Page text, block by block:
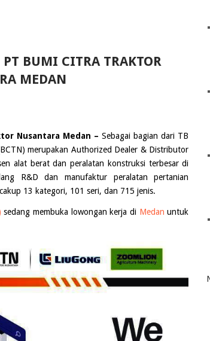
BUMI CITRA TRAKTOR
MEDAN
Nusantara Medan – Sebagai bagian dari TB
merupakan Authorized Dealer & Distributor
alat berat dan peralatan konstruksi terbesar di
R&D dan manufaktur peralatan pertanian
13 kategori, 101 seri, dan 715 jenis.
sedang membuka lowongan kerja di Medan untuk